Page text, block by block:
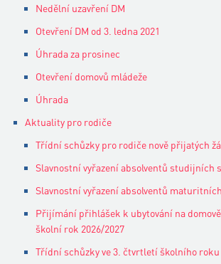
Nedělní uzavření DM
Otevření DM od 3. ledna 2021
Úhrada za prosinec
Otevření domovů mládeže
Úhrada
Aktuality pro rodiče
Třídní schůzky pro rodiče nově přijatých
Slavnostní vyřazení absolventů studijních
Slavnostní vyřazení absolventů
Přijímání přihlášek k ubytování na
školní rok 2026/2027
Třídní schůzky ve 3. čtvrtletí školního roku